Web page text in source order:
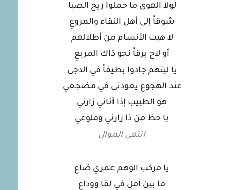
لولا الهوى ما حملوا ريح الصبا
شوقاً إلى أهل النقاء والمروعِ
لا هبت الأنسام من أطلالهم
أو لاح برقاً نحو ذاك المربعِ
يا ليتهم جادوا بطيفاً في الدجى
عند الهجوع يعودني في مضجعي
هو الطبيب إذا أتاني زارني
يا حظ من ذا زارني وملوعي
انتهى الموال
يا مركب الوهم عمري ضاع
ما بين أمل في لقا ووداع